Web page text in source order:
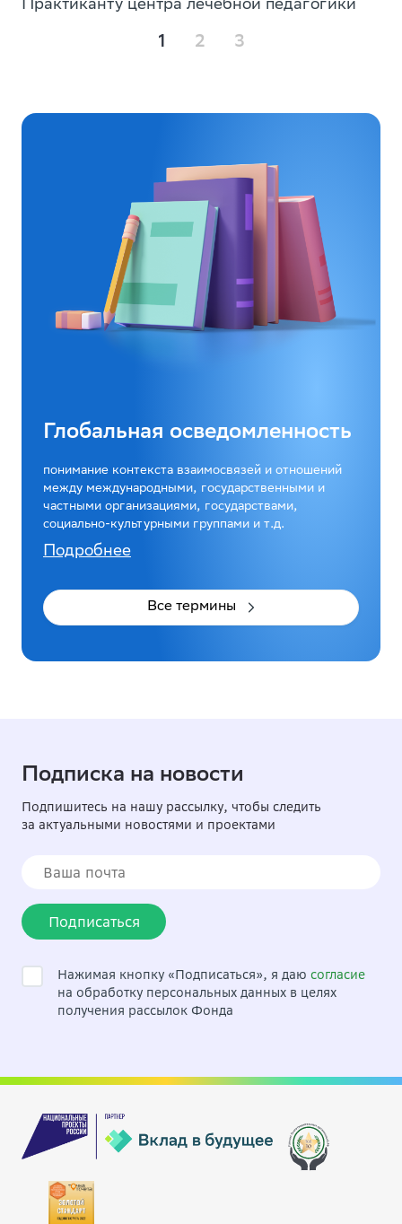
Практиканту центра лечебной педагогики
1 2 3
Глобальная осведомленность
понимание контекста взаимосвязей и отношений
между международными, государственными и
частными организациями, государствами,
социально-культурными группами и т.д.
Подробнее
Все термины
Подписка на новости
Подпишитесь на нашу рассылку, чтобы следить
за актуальными новостями и проектами
Подписаться
Нажимая кнопку «Подписаться», я даю согласие
на обработку персональных данных в целях
получения рассылок Фонда